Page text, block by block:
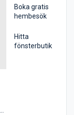
Boka gratis
hembesök
Hitta
fönsterbutik